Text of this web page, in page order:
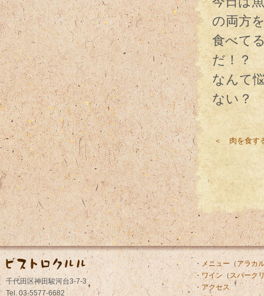
の両方
食べて
だ！？
なんて
ない？
＜ 肉を食す
千代田区神田駿河台3-7-3
Tel. 03-5577-6682
・メニュー（ アラカ
・ワイン （スパーク
・アクセス